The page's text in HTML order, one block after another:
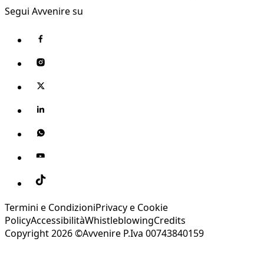
Segui Avvenire su
Termini e CondizioniPrivacy e Cookie
PolicyAccessibilitàWhistleblowingCredits
Copyright 2026 ©Avvenire P.Iva 00743840159